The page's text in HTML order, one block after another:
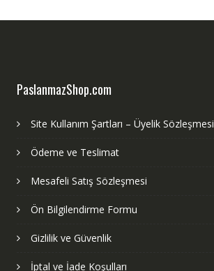
PaslanmazShop.com
Site Kullanım Şartları – Üyelik Sözleşmesi
Ödeme ve Teslimat
Mesafeli Satış Sözleşmesi
Ön Bilgilendirme Formu
Gizlilik ve Güvenlik
İptal ve İade Koşulları